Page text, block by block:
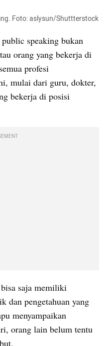
Foto: aslysun/Shuttterstock
speaking bukan
orang yang bekerja di
profesi
mulai dari guru, dokter,
bekerja di posisi
saja memiliki
dan pengetahuan yang
menyampaikan
orang lain belum tentu